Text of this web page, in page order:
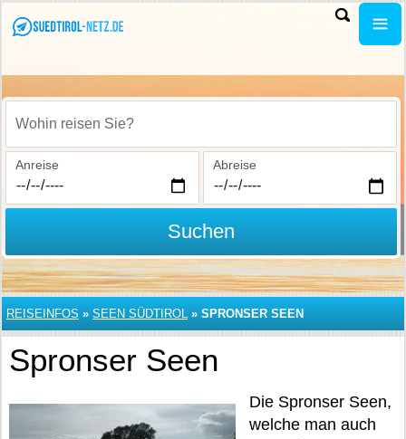
Wohin reisen Sie?
Anreise Abreise
Suchen
REISEINFOS » SEEN SÜDTIROL » SPRONSER SEEN
Spronser Seen
Die Spronser Seen,
welche man auch